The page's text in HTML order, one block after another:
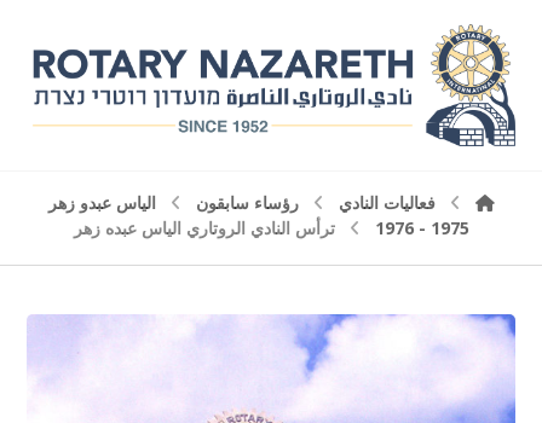
فعاليات النادي رؤساء سابقون
الياس عبدو زهر
1975 - 1976
ترأس النادي الروتاري الياس عبده زهر